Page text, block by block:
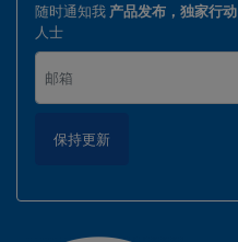
随时通知我 产品发布，独家行动
人士
保持更新